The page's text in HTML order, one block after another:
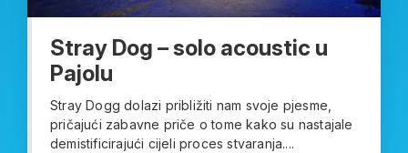
Stray Dog – solo acoustic u
Pajolu
Stray Dogg dolazi približiti nam svoje pjesme,
pričajući zabavne priče o tome kako su nastajale
demistificirajući cijeli proces stvaranja....